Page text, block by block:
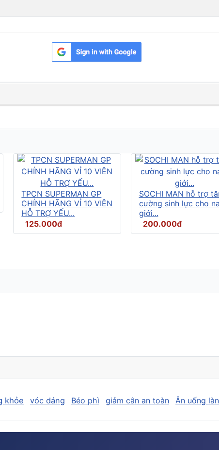
TPCN SUPERMAN GP
CHÍNH HÃNG VỈ 10 VIÊN
HỖ TRỢ YẾU...
125.000đ
SOCHI MAN hỗ trợ
cường sinh lực cho
giới...
200.000đ
khỏe vóc dáng Béo phì giảm cân an toàn Ăn uống